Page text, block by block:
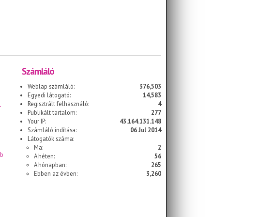
Számláló
Weblap számláló:
376,503
Egyedi látogató:
14,583
Regisztrált felhasználó:
4
Publikált tartalom:
277
Your IP:
43.164.131.148
Számláló indítása:
06 Jul 2014
Látogatók száma:
Ma:
2
A héten:
56
A hónapban:
265
Ebben az évben:
3,260